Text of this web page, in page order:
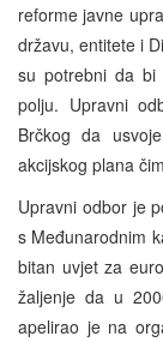
reforme javne
državu, entitete i
su potrebni da bi
polju. Upravni
Brčkog da
akcijskog plana
Upravni odbor je
s Međunarodnim
bitan uvjet za
žaljenje da u
apelirao je na